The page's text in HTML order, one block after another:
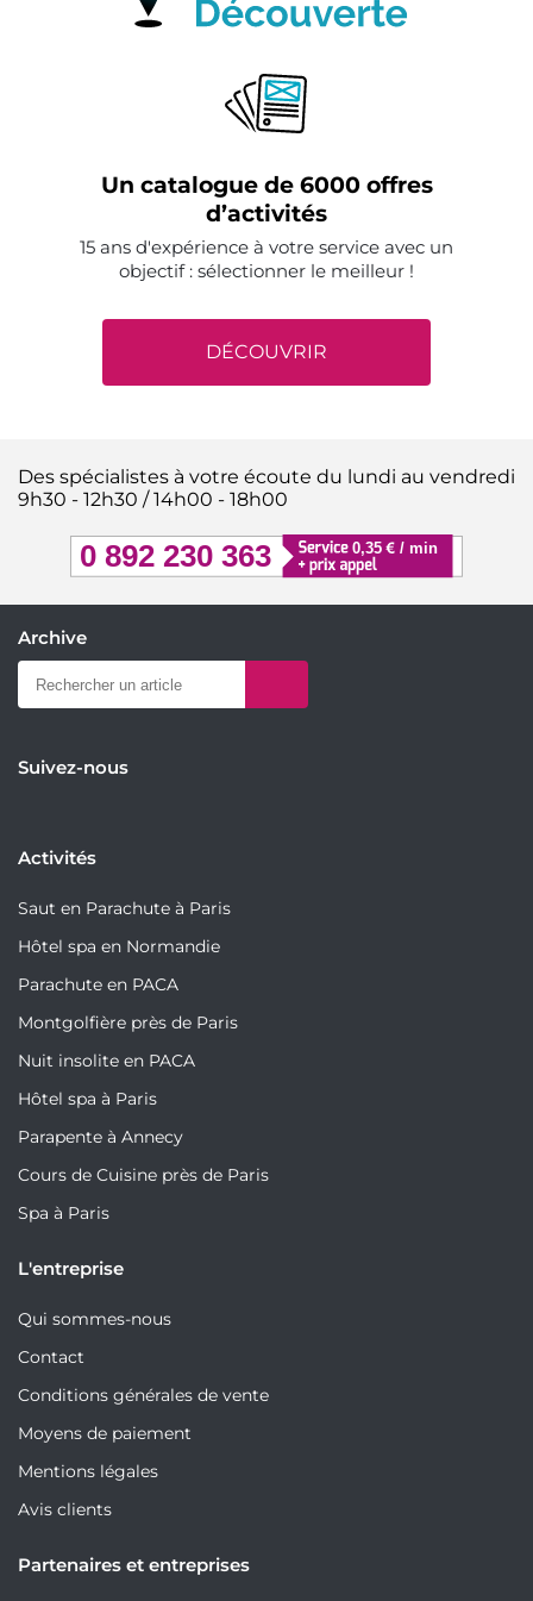
Un catalogue de 6000 offres
d’activités
15 ans d'expérience à votre service avec un
objectif : sélectionner le meilleur !
DÉCOUVRIR
Des spécialistes à votre écoute du lundi au vendredi
9h30 - 12h30 / 14h00 - 18h00
Archive
Suivez-nous
Activités
Saut en Parachute à Paris
Hôtel spa en Normandie
Parachute en PACA
Montgolfière près de Paris
Nuit insolite en PACA
Hôtel spa à Paris
Parapente à Annecy
Cours de Cuisine près de Paris
Spa à Paris
L'entreprise
Qui sommes-nous
Contact
Conditions générales de vente
Moyens de paiement
Mentions légales
Avis clients
Partenaires et entreprises